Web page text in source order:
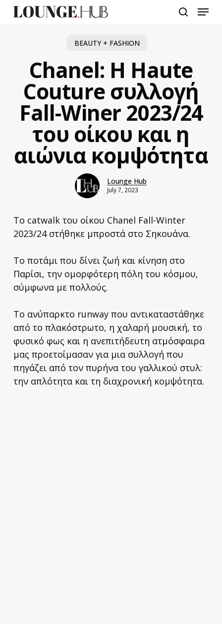
Menu
BEAUTY + FASHION
Chanel: Η Haute
Couture συλλογή
Fall-Winer 2023/24
του οίκου και η
αιώνια κομψότητα
Lounge Hub
July 7, 2023
Tο catwalk του οίκου Chanel Fall-Winter
2023/24 στήθηκε μπροστά στο Σηκουάνα.
Το ποτάμι που δίνει ζωή και κίνηση στο
Παρίσι, την ομορφότερη πόλη του κόσμου,
σύμφωνα με πολλούς.
Το ανύπαρκτο runway που αντικαταστάθηκε
από το πλακόστρωτο, η χαλαρή μουσική, το
φυσικό φως και η ανεπιτήδευτη ατμόσφαιρα
μας προετοίμασαν για μια συλλογή που
πηγάζει από τον πυρήνα του γαλλικού στυλ:
την απλότητα και τη διαχρονική κομψότητα.